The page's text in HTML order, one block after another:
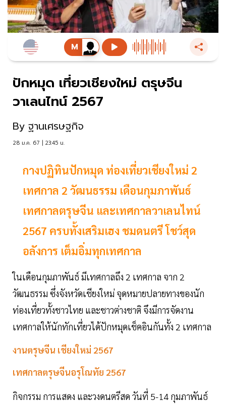
ปักหมุด เที่ยวเชียงใหม่ ตรุษจีน
วาเลนไทน์ 2567
By ฐานเศรษฐกิจ
28 ม.ค. 67 | 23:45 น.
กางปฏิทินปักหมุด ท่องเที่ยวเชียงใหม่ 2
เทศกาล 2 วัฒนธรรม เดือนกุมภาพันธ์
เทศกาลตรุษจีน และเทศกาลวาเลนไทน์
2567 ครบทั้งเสริมเฮง ชมดนตรี โชว์สุด
อลังการ เต็มอิ่มทุกเทศกาล
ในเดือนกุมภาพันธ์ มีเทศกาลถึง 2 เทศกาล จาก 2
วัฒนธรรม ซึ่งจังหวัดเชียงใหม่ จุดหมายปลายทางของนัก
ท่องเที่ยวทั้งชาวไทย และชาวต่างชาติ จึงมีการจัดงาน
เทศกาลให้นักทักเที่ยวได้ปักหมุดเช็คอินกันทั้ง 2 เทศกาล
งานตรุษจีน เชียงใหม่ 2567
เทศกาลตรุษจีนอรุโณทัย 2567
กิจกรรม การแสดง และวงดนตรีสด วันที่ 5-14 กุมภาพันธ์